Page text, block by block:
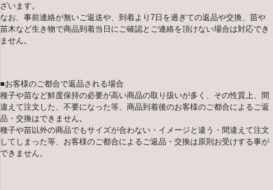
ざいます。
なお、事前連絡が無いご返送や、到着より7日を過ぎての返品や交換、苗や
苗木など生き物で商品到着当日にご確認とご連絡を頂けない場合は対応でき
ません。
■お客様のご都合で返品される場合
種子や苗など鮮度保持の必要が高い商品の取り扱いが多く、その性質上、間
違えて注文した、不要になった等、商品到着後のお客様のご都合によるご返
品・交換はできません。
種子や苗以外の商品でもサイズが合わない・イメージと違う・間違えて注文
してしまった等、お客様のご都合によるご返品・交換は原則お受けする事が
できません。